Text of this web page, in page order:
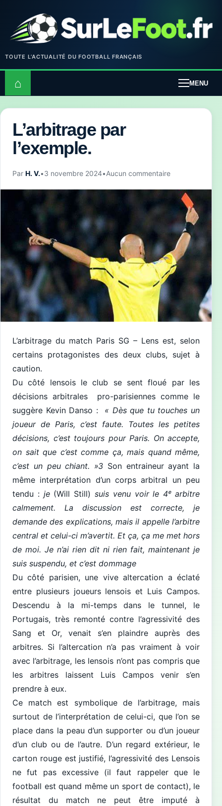
TOUTE L’ACTUALITÉ DU FOOTBALL FRANÇAIS
⌂ MENU
L’arbitrage par
l’exemple.
Par H. V.•3 novembre 2024•Aucun commentaire
L’arbitrage du match Paris SG – Lens est, selon
certains protagonistes des deux clubs, sujet à
caution.
Du côté lensois le club se sent floué par les
décisions arbitrales pro-parisiennes comme le
suggère Kevin Danso : « Dès que tu touches un
joueur de Paris, c’est faute. Toutes les petites
décisions, c’est toujours pour Paris. On accepte,
on sait que c’est comme ça, mais quand même,
c’est un peu chiant. »3 Son entraineur ayant la
même interprétation d’un corps arbitral un peu
tendu : je (Will Still) suis venu voir le 4ᵉ arbitre
calmement. La discussion est correcte, je
demande des explications, mais il appelle l’arbitre
central et celui-ci m’avertit. Et ça, ça me met hors
de moi. Je n’ai rien dit ni rien fait, maintenant je
suis suspendu, et c’est dommage
Du côté parisien, une vive altercation a éclaté
entre plusieurs joueurs lensois et Luis Campos.
Descendu à la mi-temps dans le tunnel, le
Portugais, très remonté contre l’agressivité des
Sang et Or, venait s’en plaindre auprès des
arbitres. Si l’altercation n’a pas vraiment à voir
avec l’arbitrage, les lensois n’ont pas compris que
les arbitres laissent Luis Campos venir s’en
prendre à eux.
Ce match est symbolique de l’arbitrage, mais
surtout de l’interprétation de celui-ci, que l’on se
place dans la peau d’un supporter ou d’un joueur
d’un club ou de l’autre. D’un regard extérieur, le
carton rouge est justifié, l’agressivité des Lensois
ne fut pas excessive (il faut rappeler que le
football est quand même un sport de contact), le
résultat du match ne peut être imputé à